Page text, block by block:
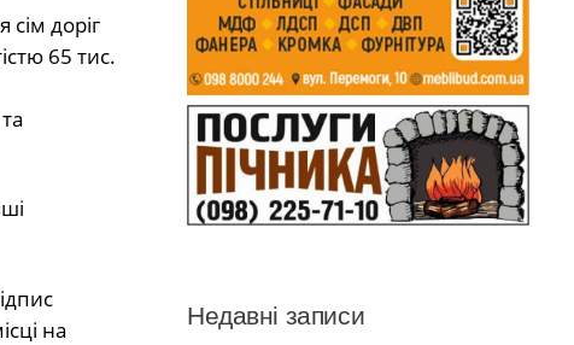
доріг
65 тис.
на
Недавні записи